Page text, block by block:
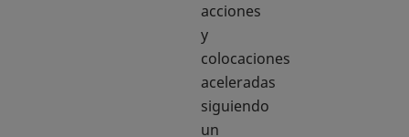
acciones
y
colocaciones
aceleradas
siguiendo
un